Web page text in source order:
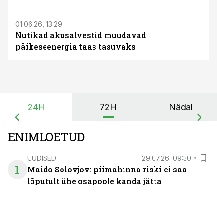
01.06.26, 13:29
Nutikad akusalvestid muudavad
päikeseenergia taas tasuvaks
24H 72H Nädal
ENIMLOETUD
1
UUDISED 29.07.26, 09:30
Maido Solovjov: piimahinna riski ei saa
lõputult ühe osapoole kanda jätta